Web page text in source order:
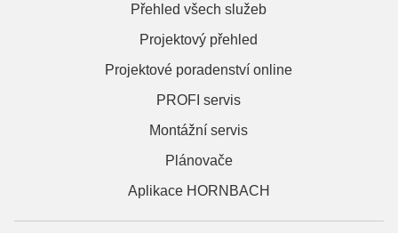
Přehled všech služeb
Projektový přehled
Projektové poradenství online
PROFI servis
Montážní servis
Plánovače
Aplikace HORNBACH